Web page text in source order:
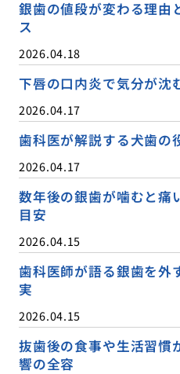
銀歯の値段が変わる理由
ス
2026.04.18
下唇の口内炎で気分が沈
2026.04.17
歯科医が解説する犬歯の
2026.04.17
数年後の銀歯が噛むと痛
目安
2026.04.15
歯科医師が語る銀歯を外
実
2026.04.15
抜歯後の食事や生活習慣
響の全容